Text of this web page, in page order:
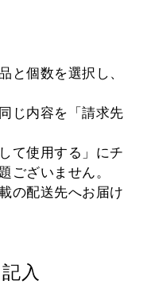
と個数を選択し、
じ内容を「請求先
て使用する」にチ
ございません。
の配送先へお届け
入